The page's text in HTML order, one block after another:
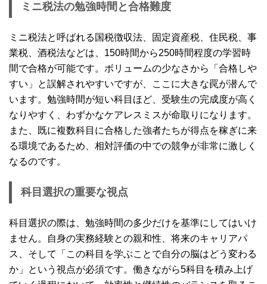
ミニ税法の勉強時間と合格難度
ミニ税法と呼ばれる国税徴収法、固定資産税、住民税、事
業税、酒税法などは、150時間から250時間程度の学習時
間で合格が可能です。ボリュームの少なさから「合格しや
すい」と誤解されやすいですが、ここに大きな罠が潜んで
います。勉強時間が短い科目ほど、受験生の完成度が高く
なりやすく、わずかなケアレスミスが命取りになります。
また、既に複数科目に合格した強者たちが得点を稼ぎに来
る環境であるため、相対評価の中での競争が非常に激しく
なるのです。
科目選択の重要な視点
科目選択の際は、勉強時間の多少だけを基準にしてはいけ
ません。自身の実務経験との親和性、将来のキャリアパ
ス、そして「この科目を学ぶことで自分の脳はどう変わる
か」という視点が必須です。働きながら5科目を積み上げ